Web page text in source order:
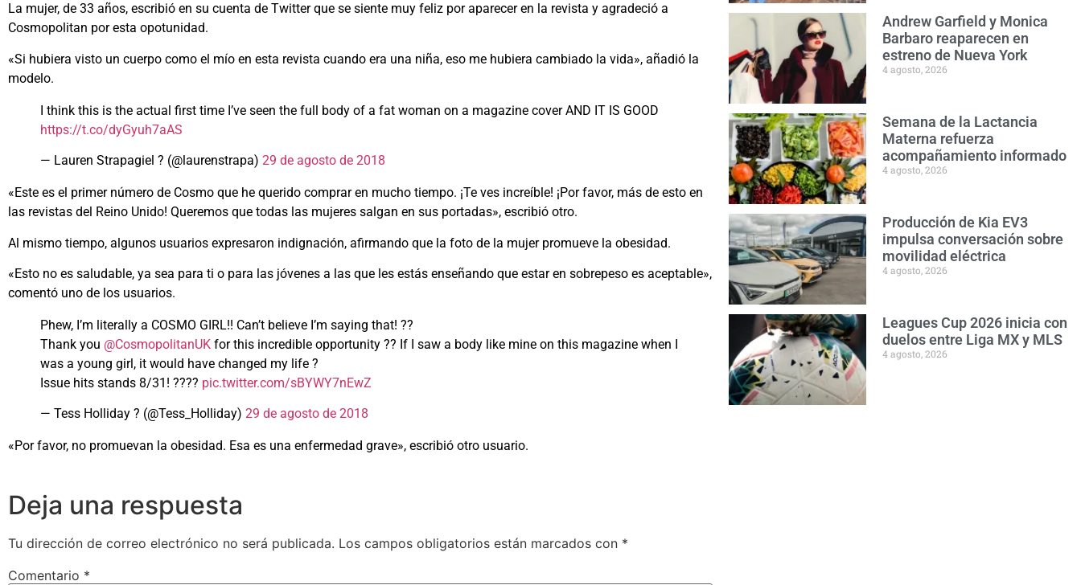
La mujer, de 33 años, escribió en su cuenta de Twitter que se siente muy feliz por aparecer en la revista y agradeció a
Cosmopolitan por esta opotunidad.
«Si hubiera visto un cuerpo como el mío en esta revista cuando era una niña, eso me hubiera cambiado la vida», añadió la
modelo.
I think this is the actual first time I’ve seen the full body of a fat woman on a magazine cover AND IT IS GOOD
https://t.co/dyGyuh7aAS
— Lauren Strapagiel ? (@laurenstrapa) 29 de agosto de 2018
«Este es el primer número de Cosmo que he querido comprar en mucho tiempo. ¡Te ves increíble! ¡Por favor, más de esto en
las revistas del Reino Unido! Queremos que todas las mujeres salgan en sus portadas», escribió otro.
Al mismo tiempo, algunos usuarios expresaron indignación, afirmando que la foto de la mujer promueve la obesidad.
«Esto no es saludable, ya sea para ti o para las jóvenes a las que les estás enseñando que estar en sobrepeso es aceptable»,
comentó uno de los usuarios.
Phew, I’m literally a COSMO GIRL!! Can’t believe I’m saying that! ??
Thank you @CosmopolitanUK for this incredible opportunity ?? If I saw a body like mine on this magazine when I
was a young girl, it would have changed my life ?
Issue hits stands 8/31! ???? pic.twitter.com/sBYWY7nEwZ
— Tess Holliday ? (@Tess_Holliday) 29 de agosto de 2018
«Por favor, no promuevan la obesidad. Esa es una enfermedad grave», escribió otro usuario.
Deja una respuesta
Tu dirección de correo electrónico no será publicada. Los campos obligatorios están marcados con *
Comentario *
Andrew Garfield y Monica
Barbaro reaparecen en
estreno de Nueva York
4 agosto, 2026
Semana de la Lactancia
Materna refuerza
acompañamiento informado
4 agosto, 2026
Producción de Kia EV3
impulsa conversación sobre
movilidad eléctrica
4 agosto, 2026
Leagues Cup 2026 inicia con
duelos entre Liga MX y MLS
4 agosto, 2026